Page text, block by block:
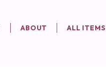
ABOUT ALL ITEMS